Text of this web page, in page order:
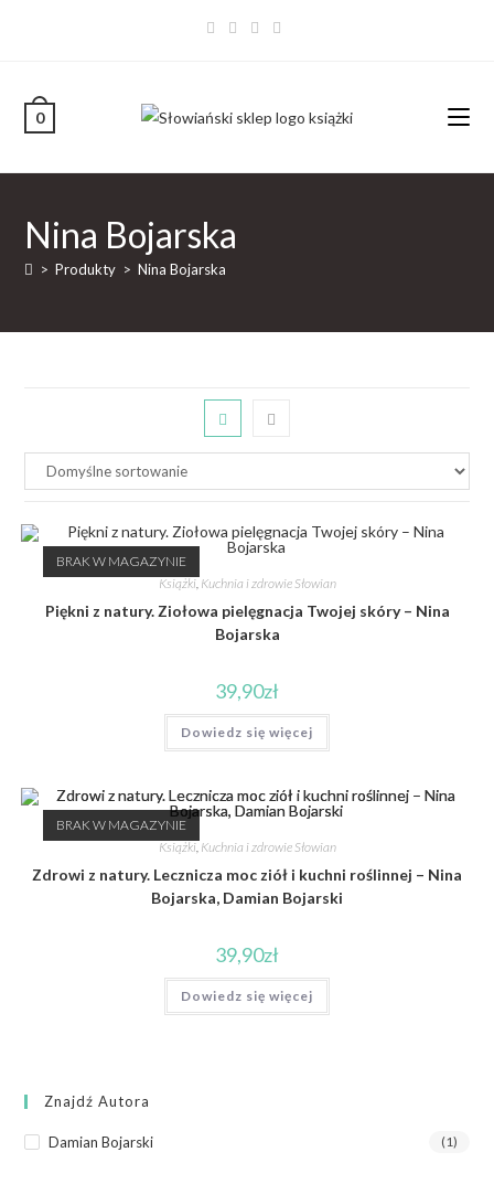
0
Nina Bojarska
> Produkty > Nina Bojarska
BRAK W MAGAZYNIE
Książki, Kuchnia i zdrowie Słowian
Piękni z natury. Ziołowa pielęgnacja Twojej skóry – Nina
Bojarska
39,90zł
Dowiedz się więcej
BRAK W MAGAZYNIE
Książki,Kuchnia i zdrowie Słowian
Zdrowi z natury. Lecznicza moc ziół i kuchni roślinnej – Nina
Bojarska, Damian Bojarski
39,90zł
Dowiedz się więcej
Znajdź Autora
Damian Bojarski (1)